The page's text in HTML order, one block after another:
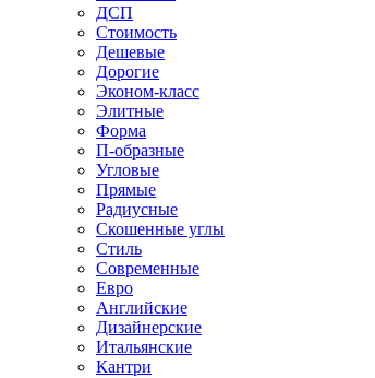
ДСП
Стоимость
Дешевые
Дорогие
Эконом-класс
Элитные
Форма
П-образные
Угловые
Прямые
Радиусные
Скошенные углы
Стиль
Современные
Евро
Английские
Дизайнерские
Итальянские
Кантри